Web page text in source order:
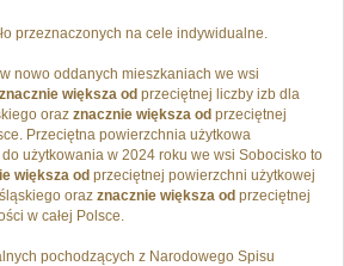
przeznaczonych na cele indywidualne.
nowo oddanych mieszkaniach we wsi
znacznie większa od przeciętnej liczby izb dla
oraz znacznie większa od przeciętnej
Przeciętna powierzchnia użytkowa
użytkowania w 2024 roku we wsi Sobocisko to
większa od przeciętnej powierzchni użytkowej
oraz znacznie większa od przeciętnej
w całej Polsce.
pochodzących z Narodowego Spisu